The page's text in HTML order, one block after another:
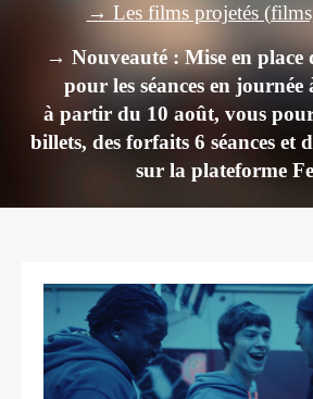
→ Les films projetés
→ Nouveauté : Mise en place
pour les séances en
à partir du 10 août, vous
billets, des forfaits 6 séances et
sur la plateforme